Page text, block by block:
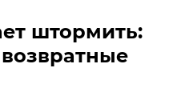
штормить: